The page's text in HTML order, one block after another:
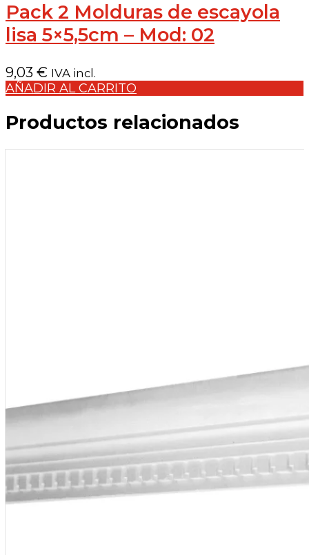
Pack 2 Molduras de escayola
lisa 5×5,5cm – Mod: 02
9,03 € IVA incl.
AÑADIR AL CARRITO
Productos relacionados